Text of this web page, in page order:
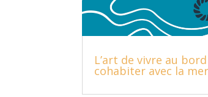
L’art de vivre au bord
cohabiter avec la mer